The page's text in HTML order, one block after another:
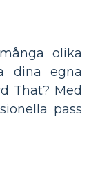
olika
dina egna
That? Med
pass